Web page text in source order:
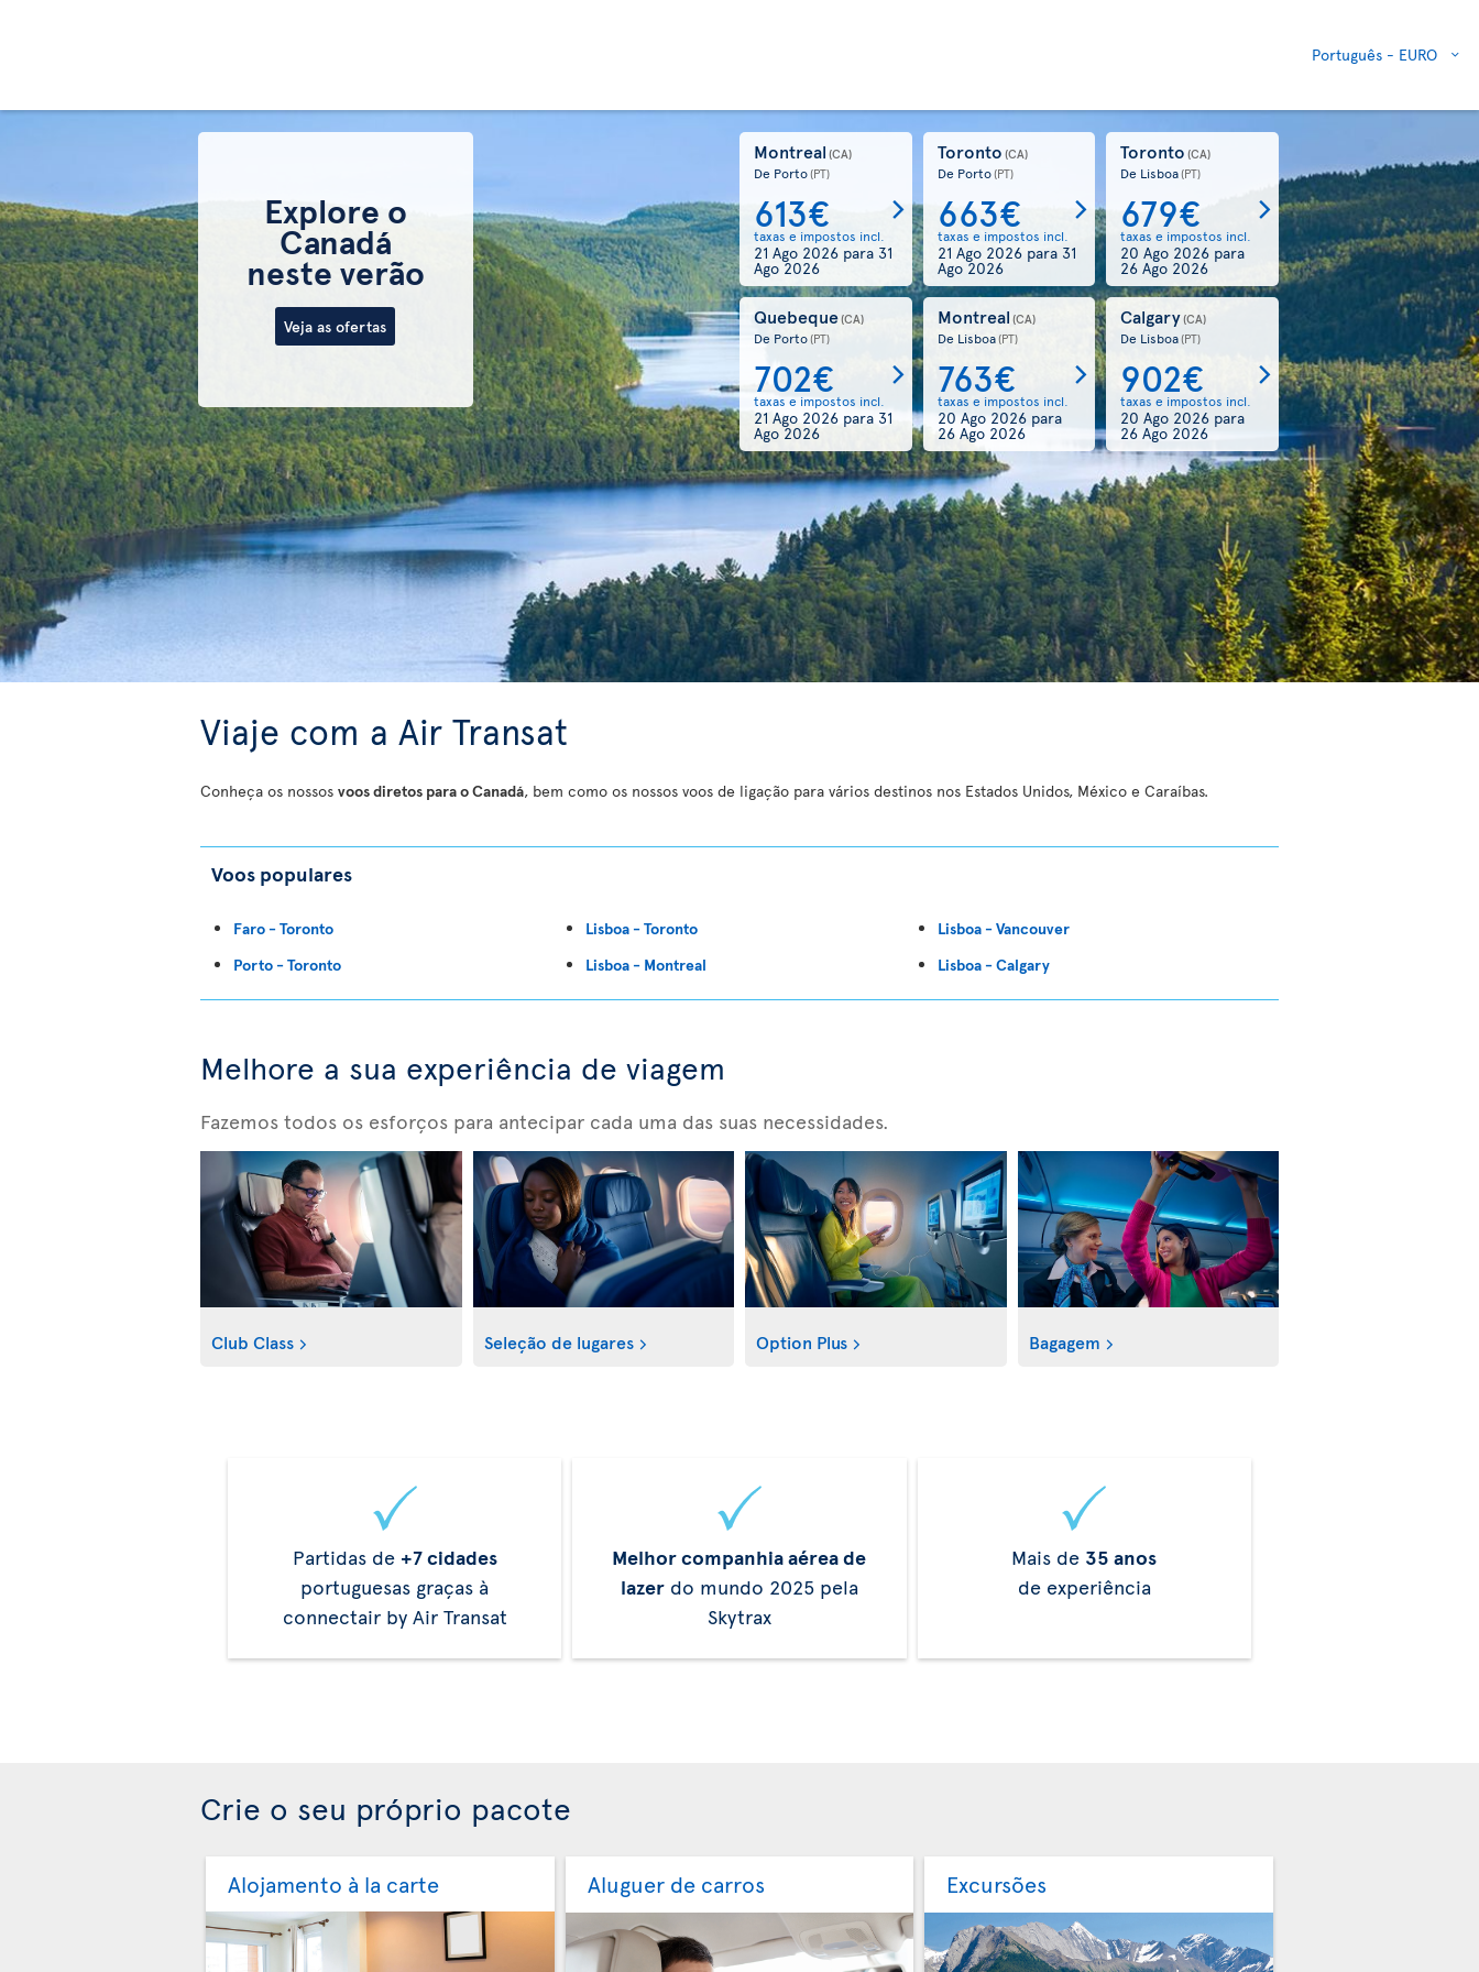
Português - EURO
Explore o
Canadá
neste verão
Veja as ofertas
Montreal (CA)
De Porto(PT)
613€
taxas e impostos incl.
21 Ago 2026 para 31
Ago 2026
Toronto (CA)
De Porto(PT)
663€
taxas e impostos incl.
21 Ago 2026 para31
Ago 2026
Toronto (CA)
De Lisboa(PT)
679€
taxas e impostos incl.
20 Ago 2026 para
26 Ago 2026
Quebeque(CA)
De Porto(PT)
702€
taxas e impostos incl.
21 Ago 2026 para 31
Ago 2026
Montreal (CA)
De Lisboa(PT)
763€
taxas e impostos incl.
20 Ago 2026 para
26 Ago 2026
Calgary(CA)
De Lisboa(PT)
902€
taxas e impostos incl.
20 Ago 2026 para
26 Ago 2026
Viaje com a Air Transat
Conheça os nossos voos diretos para o Canadá, bem como os nossos voos de ligação para vários destinos nos Estados Unidos, México e Caraíbas.
Voos populares
Faro - Toronto
Porto - Toronto
Lisboa - Toronto
Lisboa - Montreal
Lisboa - Vancouver
Lisboa - Calgary
Melhore a sua experiência de viagem
Fazemos todos os esforços para antecipar cada uma das suas necessidades.
Club Class Seleção de lugares Option Plus Bagagem
Partidas de +7 cidades
portuguesas graças à
connectair by Air Transat
Melhor companhia aérea de
lazerdo mundo 2025 pela
Skytrax
Mais de 35 anos
de experiência
Crie o seu próprio pacote
Alojamento à la carte Aluguer de carros Excursões